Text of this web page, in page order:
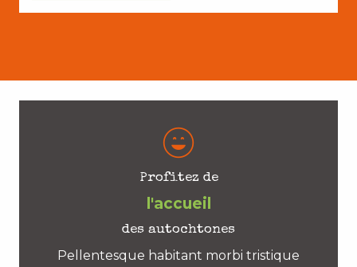
Profitez de
l'accueil
des autochtones
Pellentesque habitant morbi tristique